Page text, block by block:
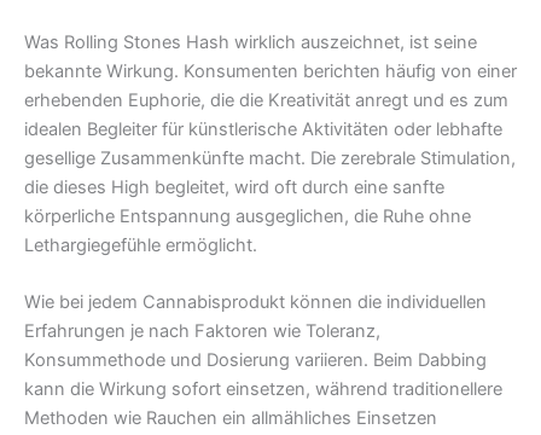
Was Rolling Stones Hash wirklich auszeichnet, ist seine
bekannte Wirkung. Konsumenten berichten häufig von einer
erhebenden Euphorie, die die Kreativität anregt und es zum
idealen Begleiter für künstlerische Aktivitäten oder lebhafte
gesellige Zusammenkünfte macht. Die zerebrale Stimulation,
die dieses High begleitet, wird oft durch eine sanfte
körperliche Entspannung ausgeglichen, die Ruhe ohne
Lethargiegefühle ermöglicht.
Wie bei jedem Cannabisprodukt können die individuellen
Erfahrungen je nach Faktoren wie Toleranz,
Konsummethode und Dosierung variieren. Beim Dabbing
kann die Wirkung sofort einsetzen, während traditionellere
Methoden wie Rauchen ein allmähliches Einsetzen